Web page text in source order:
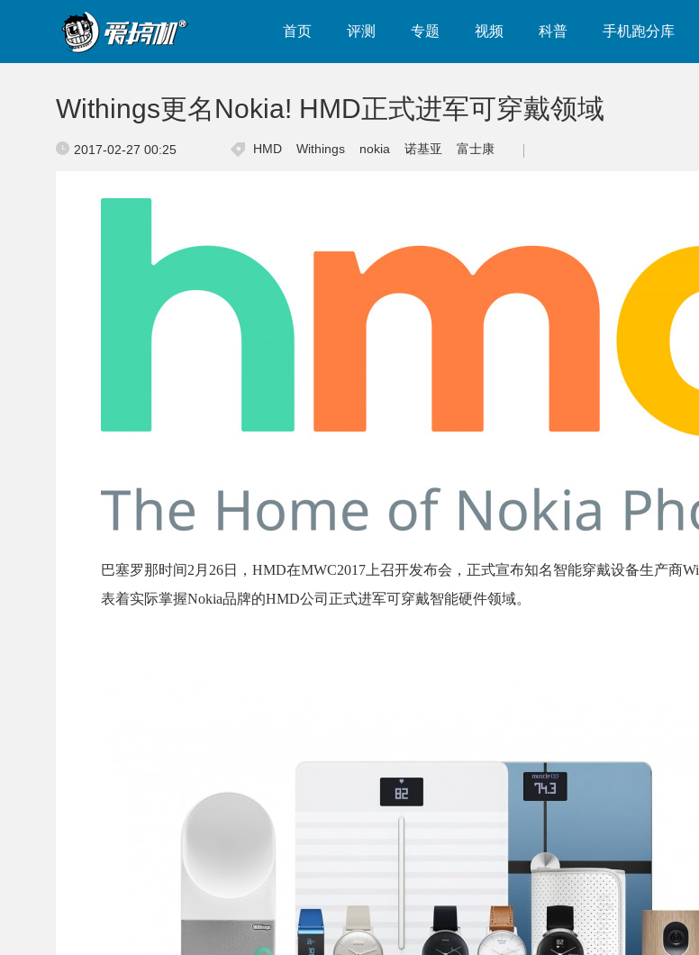
首页 评测 专题 视频 科普 手机跑分库
Withings更名Nokia! HMD正式进军可穿戴领域
2017-02-27 00:25 HMD Withings nokia 诺基亚 富士康
巴塞罗那时间2月26日，HMD在MWC2017上召开发布会，正式宣布知名智能穿戴设备生产商
表着实际掌握Nokia品牌的HMD公司正式进军可穿戴智能硬件领域。